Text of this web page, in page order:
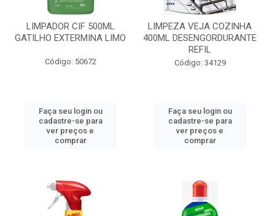
LIMPADOR CIF 500ML
GATILHO EXTERMINA LIMO
Código: 50672
Faça seu login ou
cadastre-se para
ver preços e
comprar
LIMPEZA VEJA COZINHA
400ML DESENGORDURANTE
REFIL
Código: 34129
Faça seu login ou
cadastre-se para
ver preços e
comprar